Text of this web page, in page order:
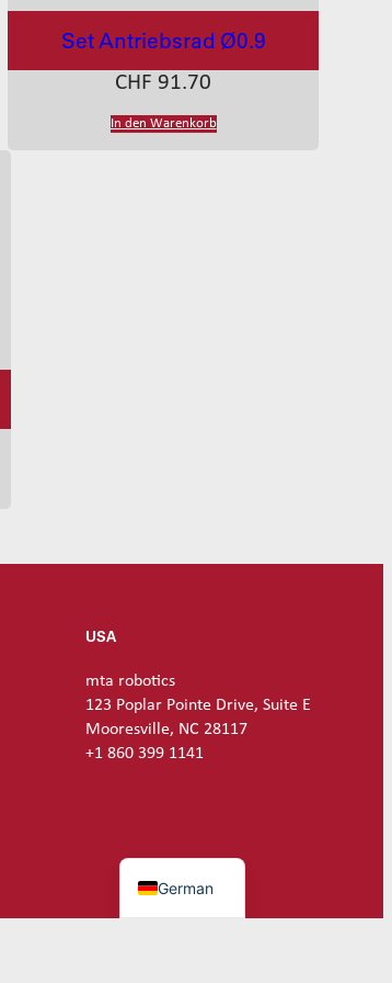
Set Antriebsrad Ø0.9
CHF 91.70
In den Warenkorb
USA
mta robotics
123 Poplar Pointe Drive, Suite E
Mooresville, NC 28117
+1 860 399 1141
German